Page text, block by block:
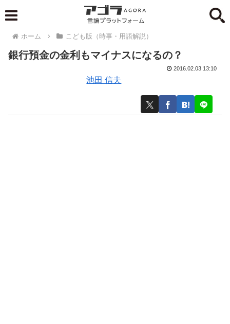
ホーム こども版（時事・用語解説）
銀行預金の金利もマイナスになるの？
池田 信夫
2016.02.03 13:10